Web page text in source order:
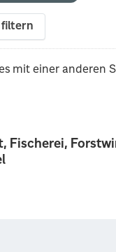
Fischerei,
filtern
mit einer anderen